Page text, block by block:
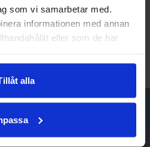
som vi samarbetar med.
informationen med annan
eller som de har
alla